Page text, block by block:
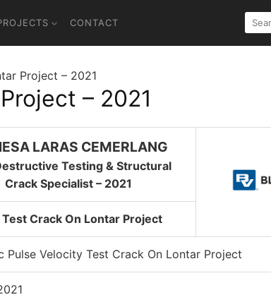
CONTACT
FOR:
Project – 2021
– 2021
LARAS CEMERLANG
Testing & Structural
Crack Specialist – 2021
Test Crack On Lontar Project
Pulse Velocity Test Crack On Lontar Project